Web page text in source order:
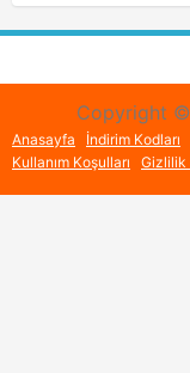
Copyright
Anasayfa İndirim Kodları
Kullanım Koşulları
Gizlilik